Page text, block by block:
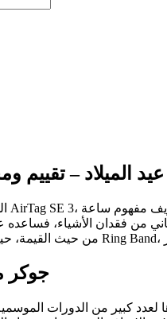
الميلاد – تقييم
جوكر
لعدد كبير من الدورات